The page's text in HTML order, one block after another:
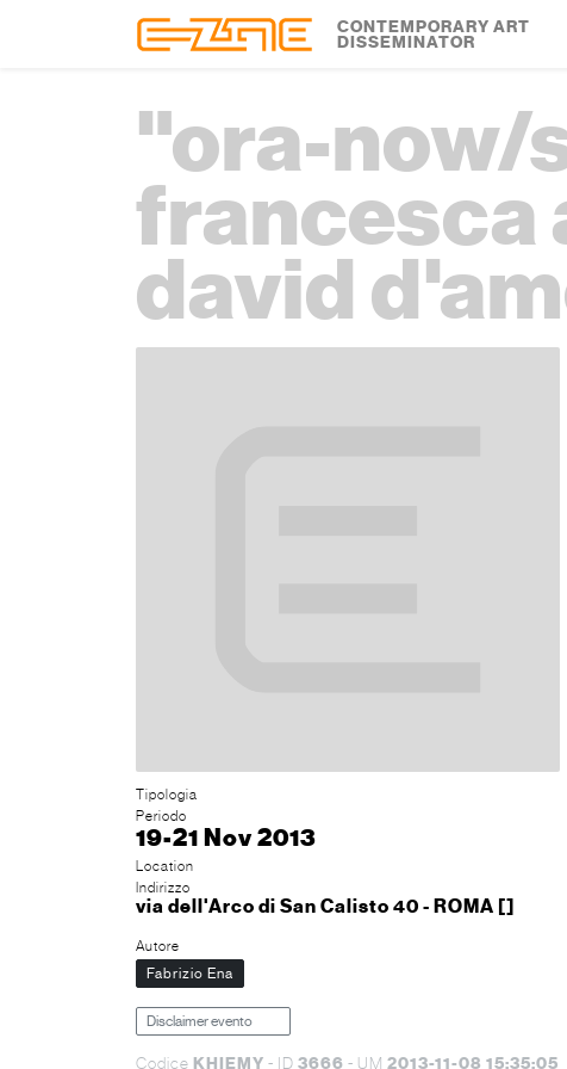
CONTEMPORARY ART
DISSEMINATOR
"ora-now/
francesca
david
Tipologia
Periodo
19-21 Nov 2013
Location
Indirizzo
via dell'Arco di San Calisto 40 - ROMA []
Autore
Fabrizio Ena
Disclaimer evento
Codice KHIEMY - ID 3666 - UM 2013-11-08 15:35:05